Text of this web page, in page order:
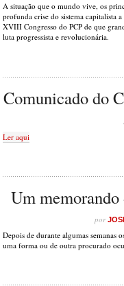
A situação que o mundo vive, os
profunda crise do sistema capitalista
XVIII Congresso do PCP de que
luta progressista e revolucionária.
Comunicado do
Ler aqui
Um
por
Depois de durante algumas semanas
uma forma ou de outra procurado